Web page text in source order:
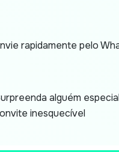
rapidamente pelo
alguém
inesquecível